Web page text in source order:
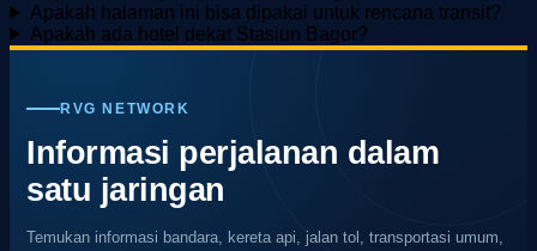
Apakah halaman ini bisa dipakai untuk rencana transit?
Apakah ada hotel dekat Stasiun Bagor?
RVG NETWORK
Informasi perjalanan dalam
satu jaringan
Temukan informasi bandara, kereta api, jalan tol, transportasi umum,